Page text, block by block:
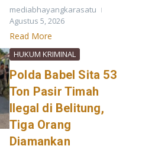
mediabhayangkarasatu
Agustus 5, 2026
Read More
HUKUM KRIMINAL
Polda Babel Sita 53
Ton Pasir Timah
Ilegal di Belitung,
Tiga Orang
Diamankan